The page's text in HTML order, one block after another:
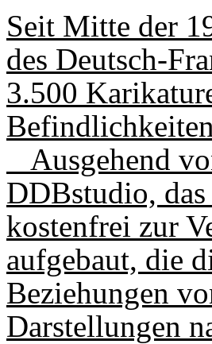
Seit Mitte der
des Deutsch-
3.500
Ausgehend
DDBstudio,
kostenfrei zur
aufgebaut, die
Beziehungen
Darstellungen